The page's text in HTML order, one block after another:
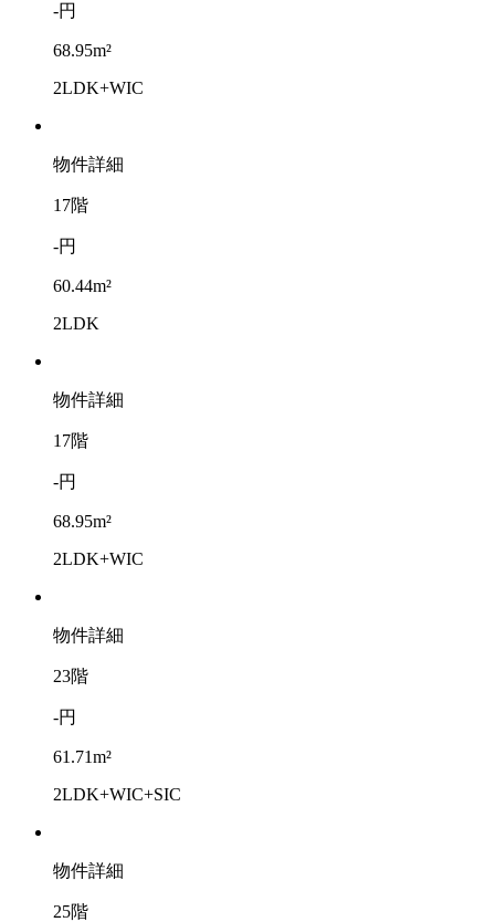
-円
68.95m²
2LDK+WIC
物件詳細
17階
-円
60.44m²
2LDK
物件詳細
17階
-円
68.95m²
2LDK+WIC
物件詳細
23階
-円
61.71m²
2LDK+WIC+SIC
物件詳細
25階